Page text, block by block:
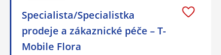
Specialista/Specialistka
prodeje a zákaznické péče – T-
Mobile Flora